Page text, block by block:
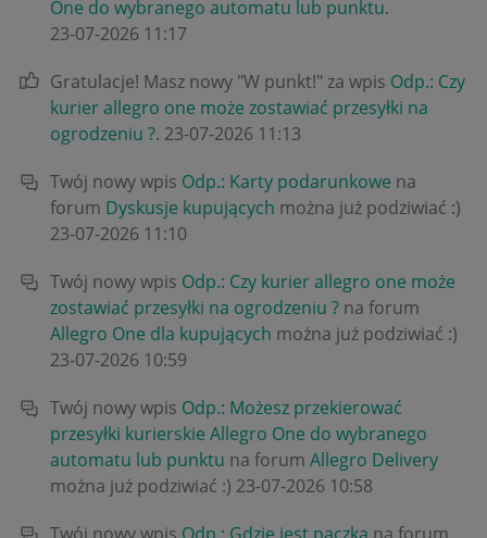
One do wybranego automatu lub punktu.
‎23-07-2026 11:17
Gratulacje! Masz nowy "W punkt!" za wpis Odp.: Czy
kurier allegro one może zostawiać przesyłki na
ogrodzeniu ?. ‎23-07-2026 11:13
Twój nowy wpis Odp.: Karty podarunkowe na
forum Dyskusje kupujących można już podziwiać :)
‎23-07-2026 11:10
Twój nowy wpis Odp.: Czy kurier allegro one może
zostawiać przesyłki na ogrodzeniu ? na forum
Allegro One dla kupujących można już podziwiać :)
‎23-07-2026 10:59
Twój nowy wpis Odp.: Możesz przekierować
przesyłki kurierskie Allegro One do wybranego
automatu lub punktu na forum Allegro Delivery
można już podziwiać :) ‎23-07-2026 10:58